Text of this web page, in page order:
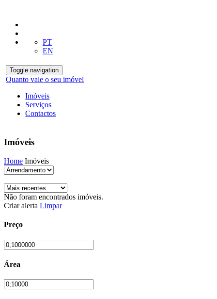
PT
EN
Toggle navigation
Quanto vale o seu imóvel
Imóveis
Serviços
Contactos
Imóveis
Home Imóveis
Não foram encontrados imóveis.
Criar alerta Limpar
Preço
Área